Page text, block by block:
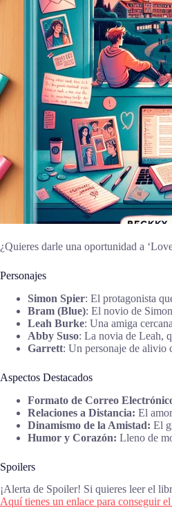
¿Quieres darle una oportunidad a
Personajes
Simon Spier: El protagonista
Bram (Blue): El novio de
Leah Burke: Una amiga
Abby Suso: La novia de Leah,
Garrett: Un personaje de alivio
Aspectos Destacados
Formato de Correo
Relaciones a Distancia: El
Dinamismo de la Amistad: El
Humor y Corazón: Lleno de
Spoilers
¡Alerta de Spoiler! Si quieres leer el
Aquí tienes un enlace para conseguir